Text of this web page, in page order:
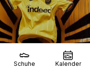
Schuhe Kalender